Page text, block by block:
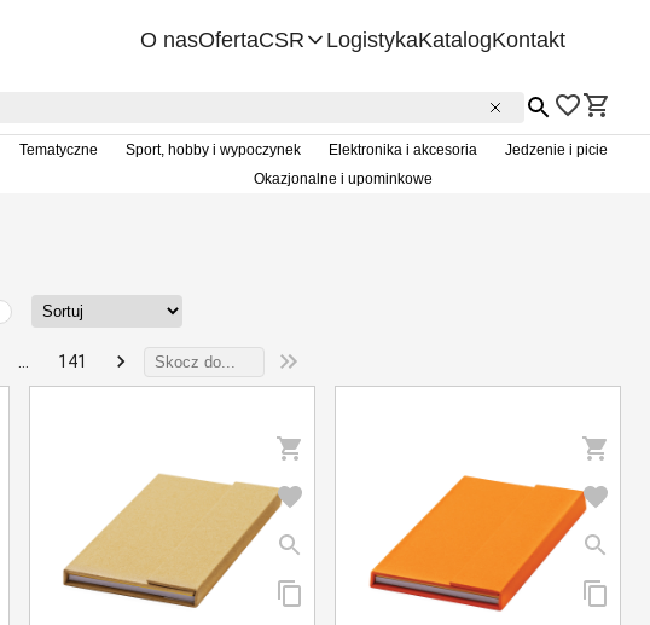
O nasOfertaCSR LogistykaKatalogKontakt
Tematyczne Sport, hobby i wypoczynek Elektronika i akcesoria
Jedzenie i picie
Okazjonalne i upominkowe
141